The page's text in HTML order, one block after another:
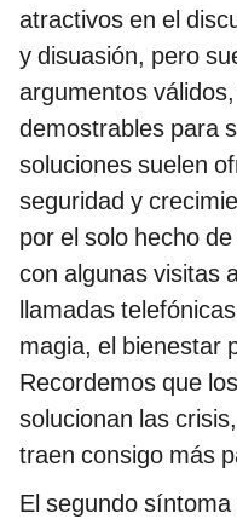
atractivos en el
y disuasión, pero
argumentos
demostrables para
soluciones suelen
seguridad y
por el solo hecho
con algunas visitas
llamadas
magia, el bienestar
Recordemos que
solucionan las
traen consigo más
El segundo